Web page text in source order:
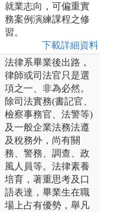
就業志向，可偏重實
務案例演練課程之修
習。
下載詳細資料
法律系畢業後出路，
律師或司法官只是選
項之一、非為必然。
除司法實務(書記官、
檢察事務官、法警等)
及一般企業法務法遵
及稅務外，尚有關
務、警務、調查、政
風人員等。法律素養
培育，著重思考及口
語表達，畢業生在職
場上占有優勢，舉凡